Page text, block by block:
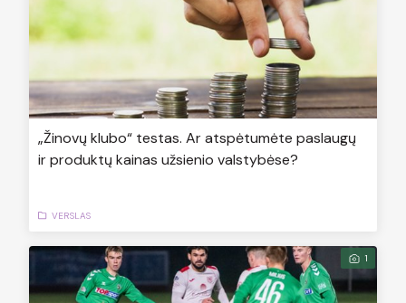
„Žinovų klubo“ testas. Ar atspėtumėte paslaugų
ir produktų kainas užsienio valstybėse?
VERSLAS
1